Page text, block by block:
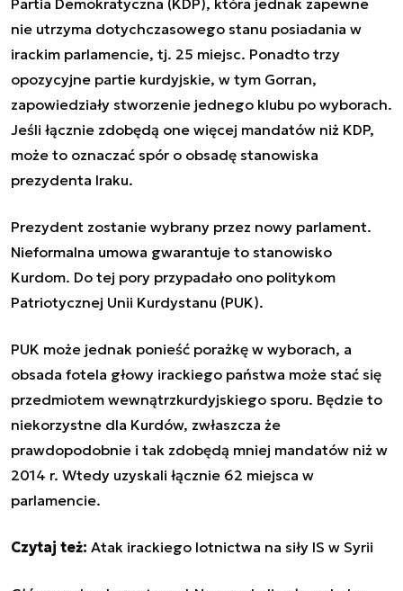
nie utrzyma dotychczasowego stanu posiadania w
irackim parlamencie, tj. 25 miejsc. Ponadto trzy
opozycyjne partie kurdyjskie, w tym Gorran,
zapowiedziały stworzenie jednego klubu po wyborach.
Jeśli łącznie zdobędą one więcej mandatów niż KDP,
może to oznaczać spór o obsadę stanowiska
prezydenta Iraku.
Prezydent zostanie wybrany przez nowy parlament.
Nieformalna umowa gwarantuje to stanowisko
Kurdom. Do tej pory przypadało ono politykom
Patriotycznej Unii Kurdystanu (PUK).
PUK może jednak ponieść porażkę w wyborach, a
obsada fotela głowy irackiego państwa może stać się
przedmiotem wewnątrzkurdyjskiego sporu. Będzie to
niekorzystne dla Kurdów, zwłaszcza że
prawdopodobnie i tak zdobędą mniej mandatów niż w
2014 r. Wtedy uzyskali łącznie 62 miejsca w
parlamencie.
Czytaj też: Atak irackiego lotnictwa na siły IS w Syrii